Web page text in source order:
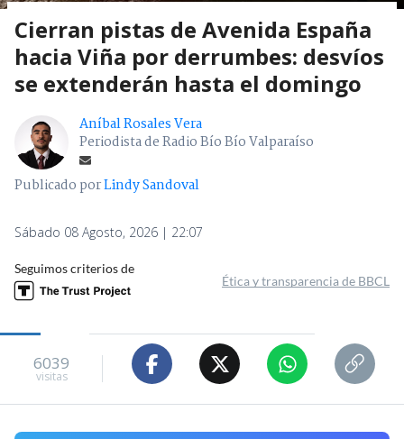
Cierran pistas de Avenida España
hacia Viña por derrumbes: desvíos
se extenderán hasta el domingo
Aníbal Rosales Vera
Periodista de Radio Bío Bío Valparaíso
Publicado porLindy Sandoval
Sábado 08 Agosto, 2026 | 22:07
Seguimos criterios de
Ética y transparencia de BBCL
6039
visitas